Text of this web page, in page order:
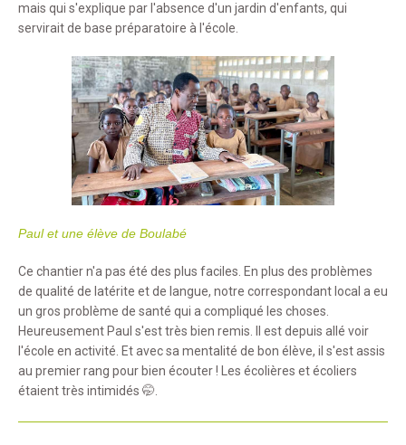
mais qui s'explique par l'absence d'un jardin d'enfants, qui
servirait de base préparatoire à l'école.
Paul et une élève de Boulabé
Ce chantier n'a pas été des plus faciles. En plus des problèmes
de qualité de latérite et de langue, notre correspondant local a eu
un gros problème de santé qui a compliqué les choses.
Heureusement Paul s'est très bien remis. Il est depuis allé voir
l'école en activité. Et avec sa mentalité de bon élève, il s'est assis
au premier rang pour bien écouter ! Les écolières et écoliers
étaient très intimidés 🤭.